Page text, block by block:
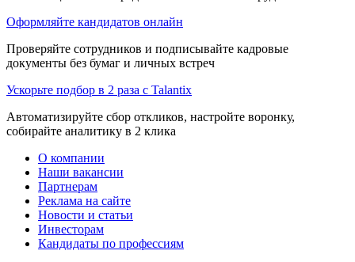
Оформляйте кандидатов онлайн
Проверяйте сотрудников и подписывайте кадровые
документы без бумаг и личных встреч
Ускорьте подбор в 2 раза с Talantix
Автоматизируйте сбор откликов, настройте воронку,
собирайте аналитику в 2 клика
О компании
Наши вакансии
Партнерам
Реклама на сайте
Новости и статьи
Инвесторам
Кандидаты по профессиям